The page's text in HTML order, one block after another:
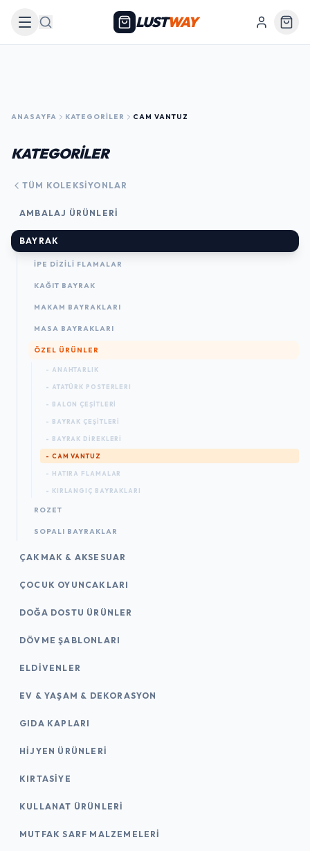
Arama LUSTWAY
ANASAYFA KATEGORILER CAM VANTUZ
KATEGORİLER
TÜM KOLEKSIYONLAR
AMBALAJ ÜRÜNLERI
BAYRAK
İPE DİZİLİ FLAMALAR
KAĞIT BAYRAK
MAKAM BAYRAKLARI
MASA BAYRAKLARI
ÖZEL ÜRÜNLER
- ANAHTARLIK
- ATATÜRK POSTERLERI
- BALON ÇEŞİTLERİ
- BAYRAK ÇEŞİTLERİ
- BAYRAK DİREKLERİ
- CAM VANTUZ
- HATIRA FLAMALAR
- KIRLANGIÇ BAYRAKLARI
ROZET
SOPALI BAYRAKLAR
ÇAKMAK & AKSESUAR
ÇOCUK OYUNCAKLARI
DOĞA DOSTU ÜRÜNLER
DÖVME ŞABLONLARI
ELDIVENLER
EV & YAŞAM & DEKORASYON
GIDA KAPLARI
HIJYEN ÜRÜNLERI
KIRTASİYE
KULLANAT ÜRÜNLERI
MUTFAK SARF MALZEMELERI